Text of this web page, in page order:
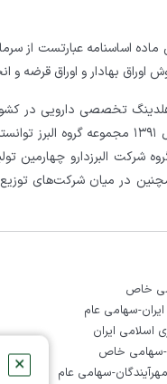
✕
اساسنامه عبارتست از
بهادار و اوراق قرضه
هلدینگ تخصصی دارویی در
شرکت البرزدارو چهارمین
در میان شرکت‌های
خاص
سهامي عام
اسلامي ايران
سهامي خاص
سهامي عام